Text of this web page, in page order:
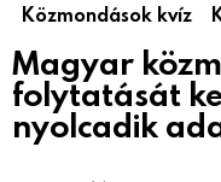
Közmondások kvíz
Magyar
folytatását
nyolcadik